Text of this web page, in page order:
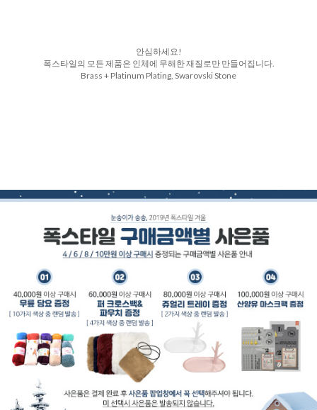
안심하세요!
폭스타일의 모든 제품은 인체에 무해한 재질로만 만들어집니다.
Brass + Platinum Plating, Swarovski Stone